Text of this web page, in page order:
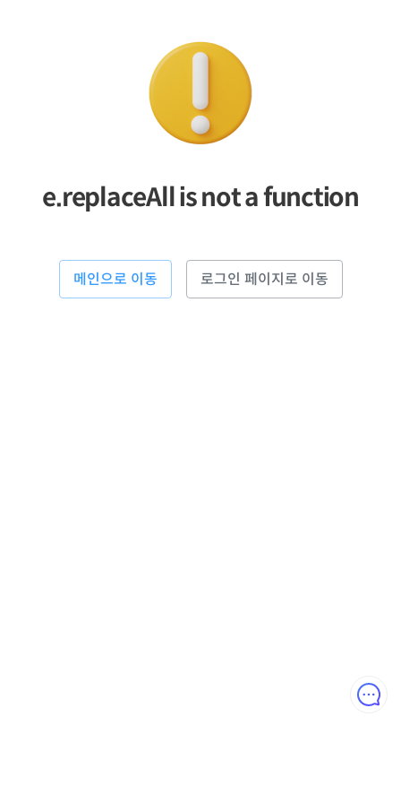
e.replaceAll is not a function
메인으로 이동 로그인 페이지로 이동